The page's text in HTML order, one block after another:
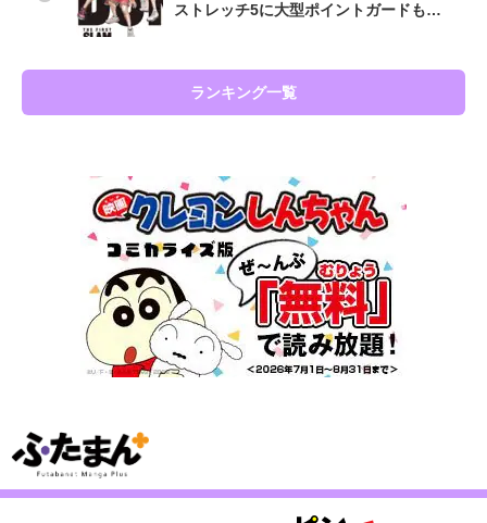
ストレッチ5に大型ポイントガードも…
ランキング一覧